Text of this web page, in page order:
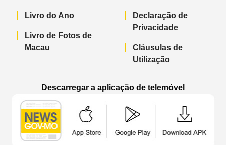
Livro do Ano
Livro de Fotos de
Macau
Declaração de
Privacidade
Cláusulas de
Utilização
Descarregar a aplicação de telemóvel